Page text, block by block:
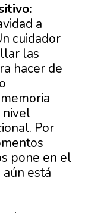
a
cuidador
las
hacer de
nivel
Por
pone en el
está